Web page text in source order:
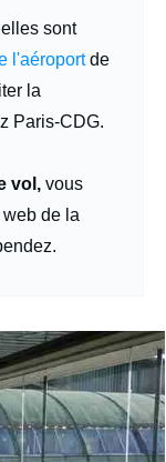
sont
l'aéroportde
la
Paris-CDG.
vol, vous
de la